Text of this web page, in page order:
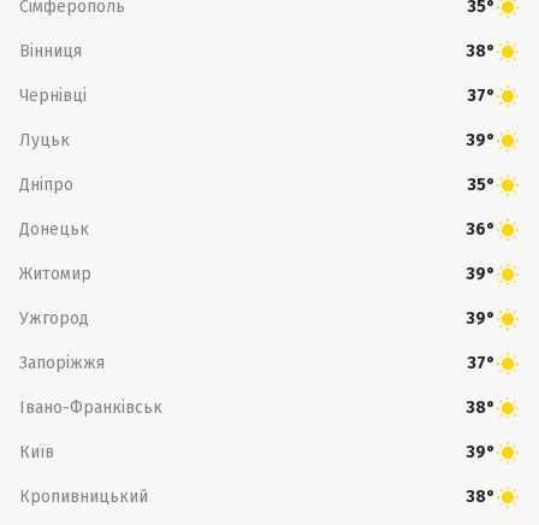
Сімферополь 35°
Вінниця 38°
Чернівці 37°
Луцьк 39°
Дніпро 35°
Донецьк 36°
Житомир 39°
Ужгород 39°
Запоріжжя 37°
Івано-Франківськ 38°
Київ 39°
Кропивницький 38°